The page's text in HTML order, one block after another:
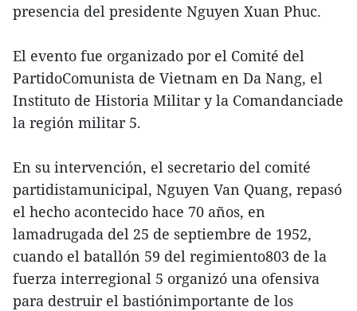
presencia del presidente Nguyen Xuan Phuc.
El evento fue organizado por el Comité del
PartidoComunista de Vietnam en Da Nang, el
Instituto de Historia Militar y la Comandanciade
la región militar 5.
En su intervención, el secretario del comité
partidistamunicipal, Nguyen Van Quang, repasó
el hecho acontecido hace 70 años, en
lamadrugada del 25 de septiembre de 1952,
cuando el batallón 59 del regimiento803 de la
fuerza interregional 5 organizó una ofensiva
para destruir el bastiónimportante de los